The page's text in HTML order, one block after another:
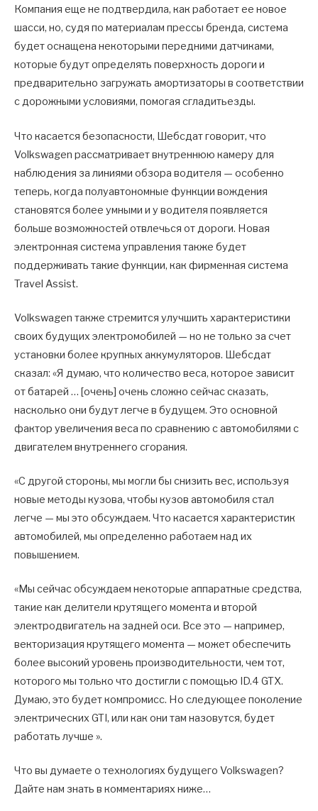
Компания еще не подтвердила, как работает ее новое
шасси, но, судя по материалам прессы бренда, система
будет оснащена некоторыми передними датчиками,
которые будут определять поверхность дороги и
предварительно загружать амортизаторы в соответствии
с дорожными условиями, помогая сгладитьезды.
Что касается безопасности, Шебсдат говорит, что
Volkswagen рассматривает внутреннюю камеру для
наблюдения за линиями обзора водителя — особенно
теперь, когда полуавтономные функции вождения
становятся более умными и у водителя появляется
больше возможностей отвлечься от дороги. Новая
электронная система управления также будет
поддерживать такие функции, как фирменная система
Travel Assist.
Volkswagen также стремится улучшить характеристики
своих будущих электромобилей — но не только за счет
установки более крупных аккумуляторов. Шебсдат
сказал: «Я думаю, что количество веса, которое зависит
от батарей … [очень] очень сложно сейчас сказать,
насколько они будут легче в будущем. Это основной
фактор увеличения веса по сравнению с автомобилями с
двигателем внутреннего сгорания.
«С другой стороны, мы могли бы снизить вес, используя
новые методы кузова, чтобы кузов автомобиля стал
легче — мы это обсуждаем. Что касается характеристик
автомобилей, мы определенно работаем над их
повышением.
«Мы сейчас обсуждаем некоторые аппаратные средства,
такие как делители крутящего момента и второй
электродвигатель на задней оси. Все это — например,
векторизация крутящего момента — может обеспечить
более высокий уровень производительности, чем тот,
которого мы только что достигли с помощью ID.4 GTX.
Думаю, это будет компромисс. Но следующее поколение
электрических GTI, или как они там назовутся, будет
работать лучше ».
Что вы думаете о технологиях будущего Volkswagen?
Дайте нам знать в комментариях ниже…